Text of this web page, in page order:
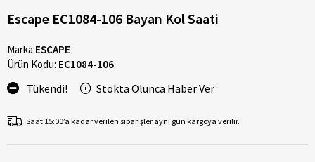
Escape EC1084-106 Bayan Kol Saati
Marka ESCAPE
Ürün Kodu: EC1084-106
Tükendi! Stokta Olunca Haber Ver
Saat 15:00’a kadar verilen siparişler aynı gün kargoya verilir.